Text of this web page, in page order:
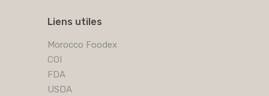
Liens utiles
Morocco Foodex
COI
FDA
USDA